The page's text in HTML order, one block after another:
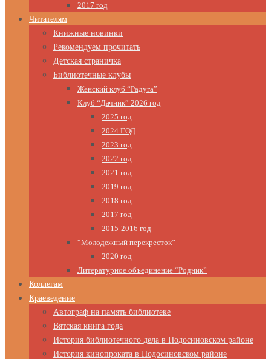
2017 год
Читателям
Книжные новинки
Рекомендуем прочитать
Детская страничка
Библиотечные клубы
Женский клуб “Радуга”
Клуб “Дачник” 2026 год
2025 год
2024 ГОД
2023 год
2022 год
2021 год
2019 год
2018 год
2017 год
2015-2016 год
“Молодежный перекресток”
2020 год
Литературное объединение “Родник”
Коллегам
Краеведение
Автограф на память библиотеке
Вятская книга года
История библиотечного дела в Подосиновском районе
История кинопроката в Подосиновском районе